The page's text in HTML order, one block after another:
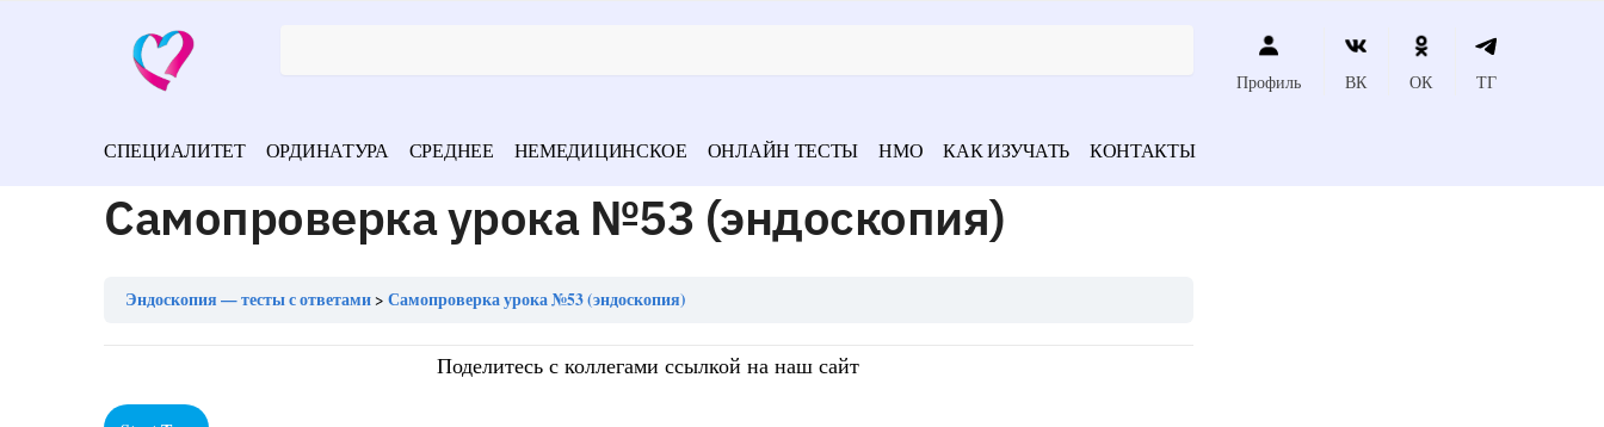
Профиль ВК ОК ТГ
СПЕЦИАЛИТЕТ ОРДИНАТУРА СРЕДНЕЕ НЕМЕДИЦИНСКОЕ ОНЛАЙН ТЕСТЫ НМО КАК ИЗУЧАТЬ КОНТАКТЫ
Самопроверка урока №53 (эндоскопия)
Эндоскопия — тесты с ответами Самопроверка урока №53 (эндоскопия)
Поделитесь с коллегами ссылкой на наш сайт